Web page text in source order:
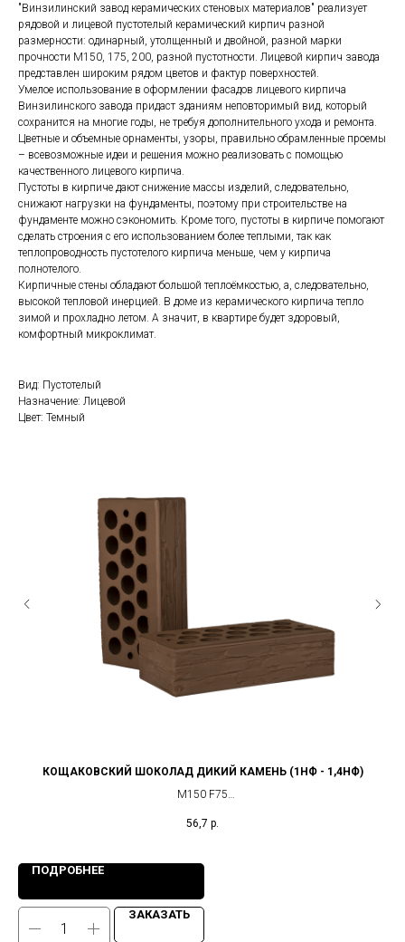
"Винзилинский завод керамических стеновых материалов" реализует
рядовой и лицевой пустотелый керамический кирпич разной
размерности: одинарный, утолщенный и двойной, разной марки
прочности М150, 175, 200, разной пустотности. Лицевой кирпич завода
представлен широким рядом цветов и фактур поверхностей.
Умелое использование в оформлении фасадов лицевого кирпича
Винзилинского завода придаст зданиям неповторимый вид, который
сохранится на многие годы, не требуя дополнительного ухода и ремонта.
Цветные и объемные орнаменты, узоры, правильно обрамленные проемы
– всевозможные идеи и решения можно реализовать с помощью
качественного лицевого кирпича.
Пустоты в кирпиче дают снижение массы изделий, следовательно,
снижают нагрузки на фундаменты, поэтому при строительстве на
фундаменте можно сэкономить. Кроме того, пустоты в кирпиче помогают
сделать строения с его использованием более теплыми, так как
теплопроводность пустотелого кирпича меньше, чем у кирпича
полнотелого.
Кирпичные стены обладают большой теплоёмкостью, а, следовательно,
высокой тепловой инерцией. В доме из керамического кирпича тепло
зимой и прохладно летом. А значит, в квартире будет здоровый,
комфортный микроклимат.
Вид: Пустотелый
Назначение: Лицевой
Цвет: Темный
КОЩАКОВСКИЙ ШОКОЛАД ДИКИЙ КАМЕНЬ (1НФ - 1,4НФ)
М150 F75
56,7 р.
ПОДРОБНЕЕ
ЗАКАЗАТЬ